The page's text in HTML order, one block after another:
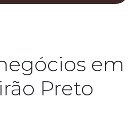
em
Preto